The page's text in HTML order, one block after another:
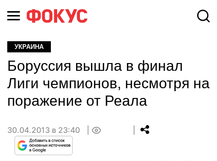
УКРАИНА
Боруссия вышла в финал
Лиги чемпионов, несмотря на
поражение от Реала
30.04.2013 в 23:40